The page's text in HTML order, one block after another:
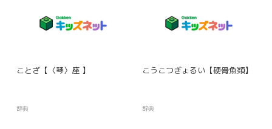
ことざ【〈琴〉座 】
辞典
こうこつぎょるい【硬骨魚類】
辞典